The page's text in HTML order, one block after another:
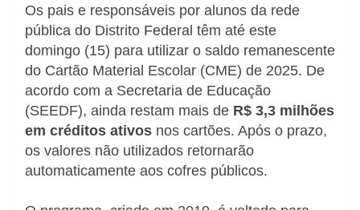
Os pais e responsáveis por alunos da rede
pública do Distrito Federal têm até este
domingo (15) para utilizar o saldo remanescente
do Cartão Material Escolar (CME) de 2025. De
acordo com a Secretaria de Educação
(SEEDF), ainda restam mais de R$ 3,3 milhões
em créditos ativos nos cartões. Após o prazo,
os valores não utilizados retornarão
automaticamente aos cofres públicos.